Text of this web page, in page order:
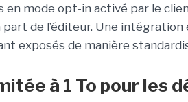
en mode opt-in activé par le
de l’éditeur. Une
exposés de manière
à 1 To pour les